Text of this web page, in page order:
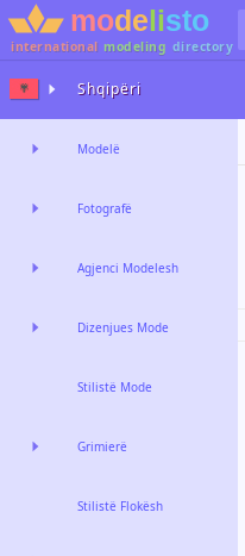
international modeling directory
Shqipëri
Modelë
Fotografë
Agjenci Modelesh
Dizenjues Mode
Stilistë Mode
Grimierë
Stilistë Flokësh